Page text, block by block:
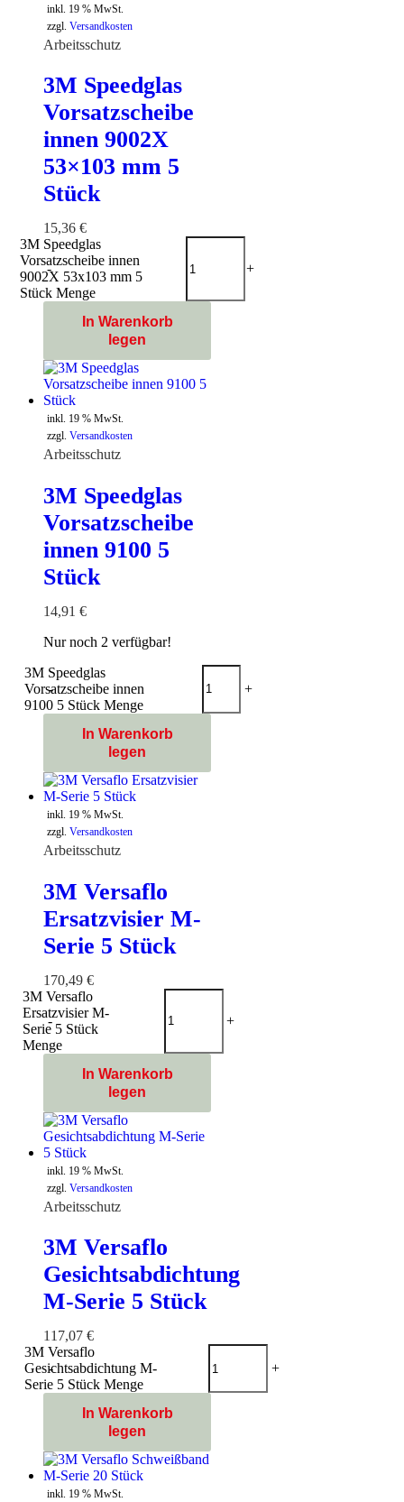
inkl. 19 % MwSt.
zzgl. Versandkosten
Arbeitsschutz
3M Speedglas
Vorsatzscheibe
innen 9002X
53×103 mm 5
Stück
15,36 €
-
3M Speedglas
Vorsatzscheibe innen
9002X 53x103 mm 5
Stück Menge
+
In Warenkorb
legen
inkl. 19 % MwSt.
zzgl. Versandkosten
Arbeitsschutz
3M Speedglas
Vorsatzscheibe
innen 9100 5
Stück
14,91 €
Nur noch 2 verfügbar!
-
3M Speedglas
Vorsatzscheibe innen
9100 5 Stück Menge
+
In Warenkorb
legen
inkl. 19 % MwSt.
zzgl. Versandkosten
Arbeitsschutz
3M Versaflo
Ersatzvisier M-
Serie 5 Stück
170,49 €
-
3M Versaflo
Ersatzvisier M-
Serie 5 Stück
Menge
+
In Warenkorb
legen
inkl. 19 % MwSt.
zzgl. Versandkosten
Arbeitsschutz
3M Versaflo
Gesichtsabdichtung
M-Serie 5 Stück
117,07 €
-
3M Versaflo
Gesichtsabdichtung M-
Serie 5 Stück Menge
+
In Warenkorb
legen
inkl. 19 % MwSt.